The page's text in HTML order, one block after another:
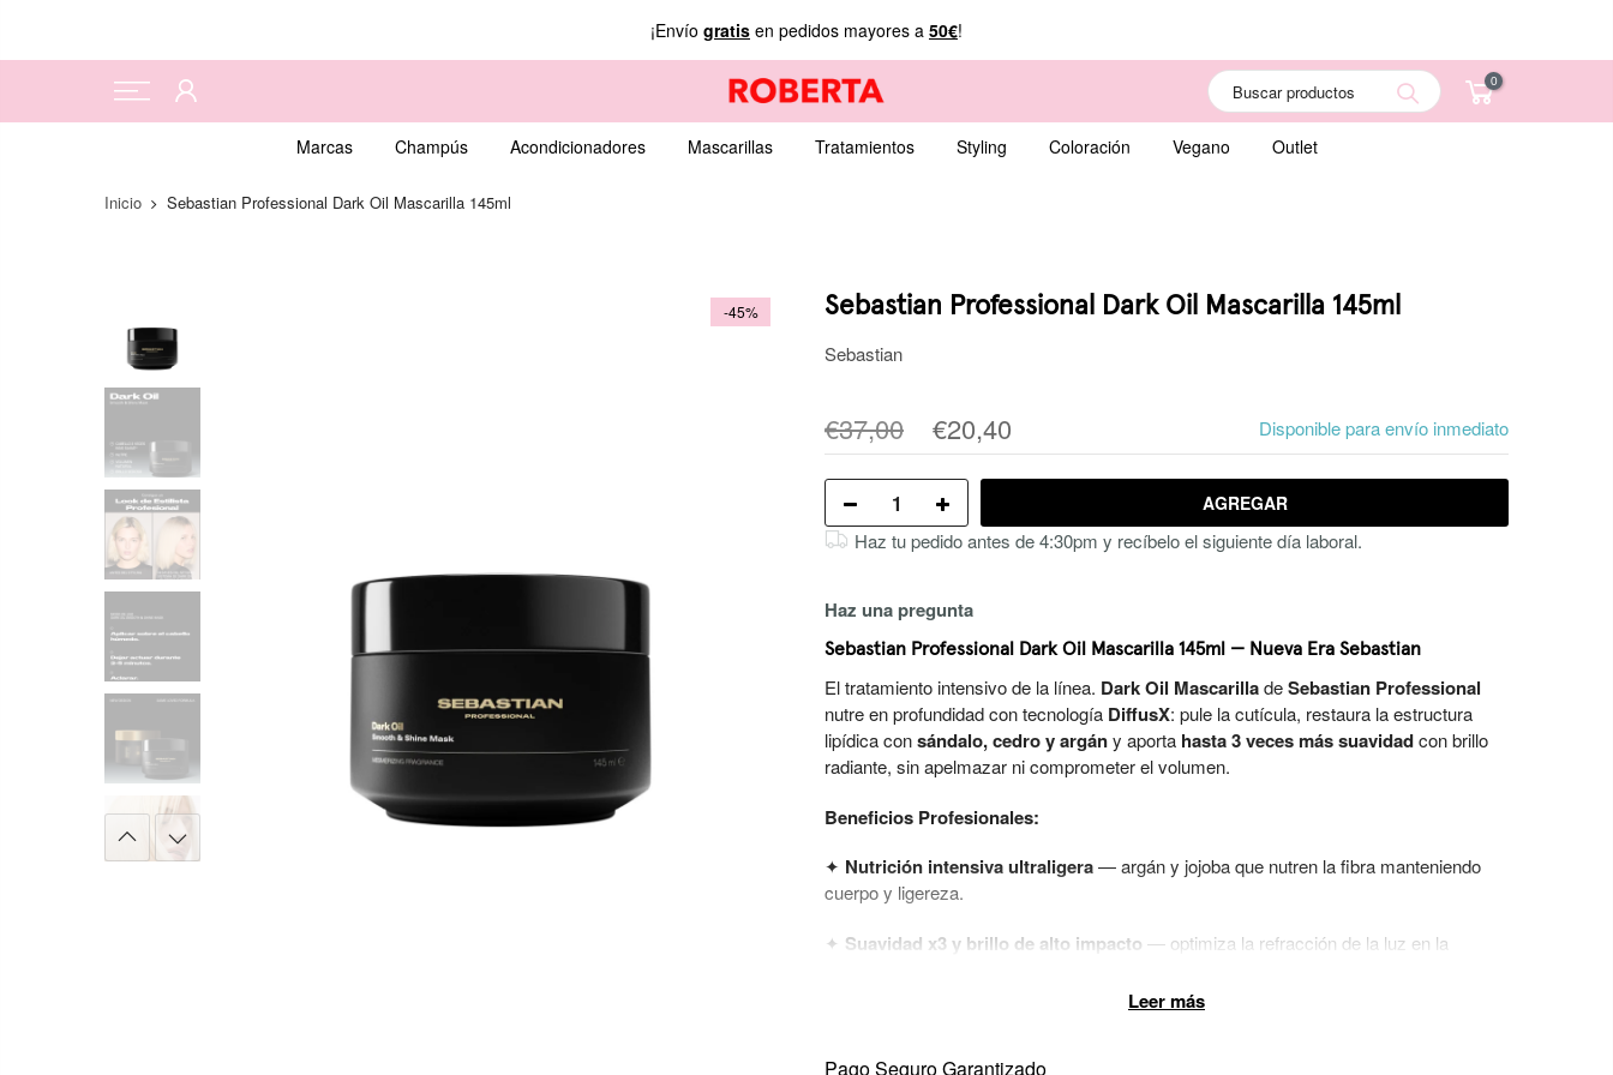
¡Envío gratis en pedidos mayores a 50€!
Search0
Marcas Champús Acondicionadores Mascarillas Tratamientos Styling Coloración Vegano Outlet
Inicio Sebastian Professional Dark Oil Mascarilla 145ml
-45% Sebastian Professional Dark Oil Mascarilla 145ml
Sebastian
€37,00 €20,40 Disponible para envío inmediato
AGREGAR
Haz tu pedido antes de 4:30pm y recíbelo el siguiente día laboral.
Haz una pregunta
Sebastian Professional Dark Oil Mascarilla 145ml — Nueva Era Sebastian
El tratamiento intensivo de la línea. Dark Oil MascarilladeSebastian Professional
nutre en profundidad con tecnología DiffusX: pule la cutícula, restaura la estructura
lipídica consándalo, cedro y argány aporta hasta 3 veces más suavidadcon brillo
radiante, sin apelmazar ni comprometer el volumen.
Beneficios Profesionales:
✦ Nutrición intensiva ultraligera— argán y jojoba que nutren la fibra manteniendo
cuerpo y ligereza.
✦ Suavidad x3 y brillo de alto impacto — optimiza la refracción de la luz en la
Control avanzado del encrespamiento— disciplina la cutícula para un control total
Leer más
Pago Seguro Garantizado